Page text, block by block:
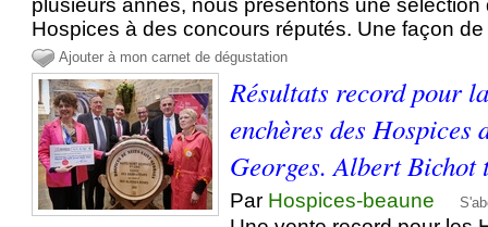
plusieurs annés, nous présentons une
Hospices à des concours réputés. Une façon
Ajouter à mon carnet de dégustation
Résultats record pour
enchères des Hospices
Georges. Albert Bichot
Par Hospices-beaune